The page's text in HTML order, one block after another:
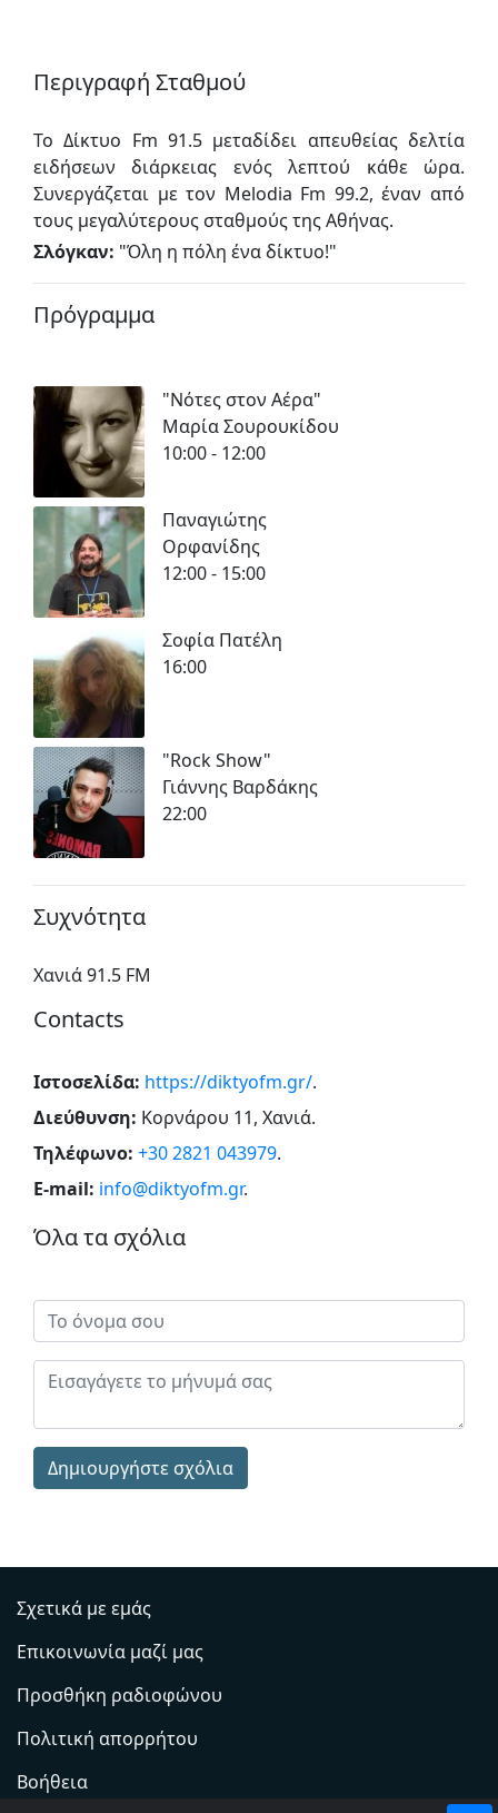
Περιγραφή Σταθμού
Το Δίκτυο Fm 91.5 μεταδίδει απευθείας δελτία
ειδήσεων διάρκειας ενός λεπτού κάθε ώρα.
Συνεργάζεται με τον Melodia Fm 99.2, έναν από
τους μεγαλύτερους σταθμούς της Αθήνας.
Σλόγκαν: "Όλη η πόλη ένα δίκτυο!"
Πρόγραμμα
"Νότες στον Αέρα"
Μαρία Σουρουκίδου
10:00 - 12:00
Παναγιώτης
Ορφανίδης
12:00 - 15:00
Σοφία Πατέλη
16:00
"Rock Show"
Γιάννης Βαρδάκης
22:00
Συχνότητα
Χανιά 91.5 FM
Contacts
Ιστοσελίδα: https://diktyofm.gr/.
Διεύθυνση: Κορνάρου 11, Χανιά.
Τηλέφωνο: +30 2821 043979.
E-mail: info@diktyofm.gr.
Όλα τα σχόλια
Δημιουργήστε σχόλια
Σχετικά με εμάς
Επικοινωνία μαζί μας
Προσθήκη ραδιοφώνου
Πολιτική απορρήτου
Βοήθεια